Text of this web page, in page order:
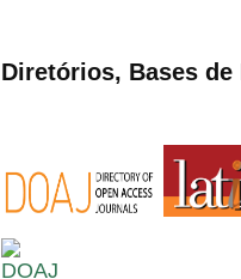
Diretórios, Bases de